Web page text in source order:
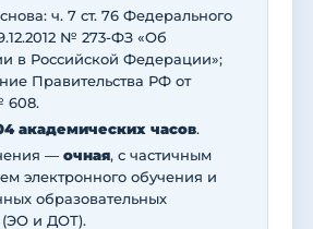
ч. 7 ст. 76 Федерального
№ 273-ФЗ «Об
в Российской Федерации»;
Правительства РФ от
608.
академических часов.
— очная, с частичным
электронного обучения и
образовательных
(ЭО и ДОТ).